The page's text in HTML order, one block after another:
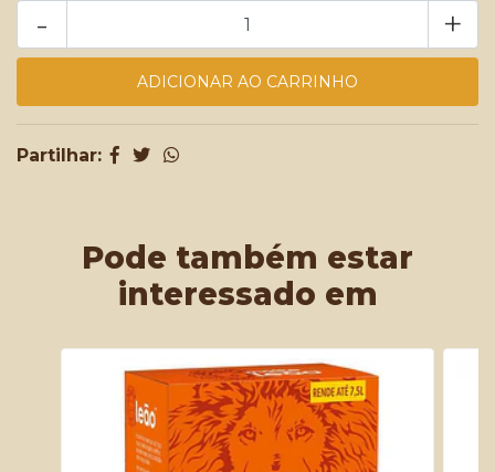
+
-
Partilhar:
Pode também estar
interessado em